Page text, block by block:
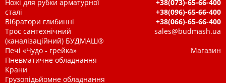
Ножі для рубки арматурної
сталі
Вібратори глибинні
Трос сантехнічний
(каналізаційний) БУДМАШ®
Печі «Чудо - грейка»
Пневматичне обладнання
Крани
Грузопідьйомне обладнання
+38(073)-65-66-400
+38(096)-65-66-400
+38(066)-65-66-400
sales@budmash.ua
Магазин